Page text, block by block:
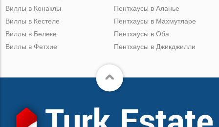
Виллы в Конаклы
Виллы в Кестеле
Виллы в Белеке
Виллы в Фетхие
Пентхаусы в Аланье
Пентхаусы в Махмутларе
Пентхаусы в Оба
Пентхаусы в Джикджилли